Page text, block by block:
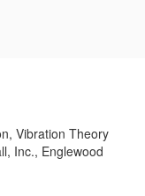
Vibration Theory
Inc., Englewood